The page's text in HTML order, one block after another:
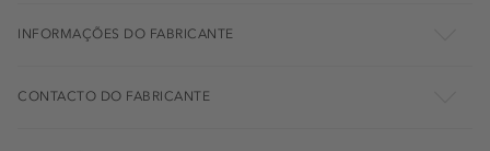
INFORMAÇÕES DO FABRICANTE
CONTACTO DO FABRICANTE